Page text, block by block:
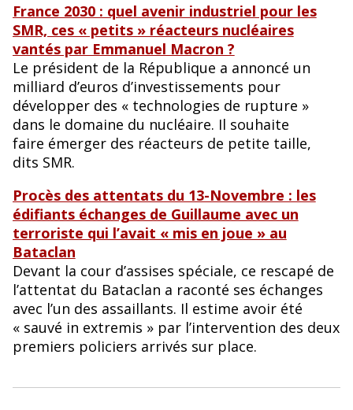
France 2030 : quel avenir industriel pour les
SMR, ces « petits » réacteurs nucléaires
vantés par Emmanuel Macron ?
Le président de la République a annoncé un
milliard d’euros d’investissements pour
développer des « technologies de rupture »
dans le domaine du nucléaire. Il souhaite
faire émerger des réacteurs de petite taille,
dits SMR.
Procès des attentats du 13-Novembre : les
édifiants échanges de Guillaume avec un
terroriste qui l’avait « mis en joue » au
Bataclan
Devant la cour d’assises spéciale, ce rescapé de
l’attentat du Bataclan a raconté ses échanges
avec l’un des assaillants. Il estime avoir été
« sauvé in extremis » par l’intervention des deux
premiers policiers arrivés sur place.